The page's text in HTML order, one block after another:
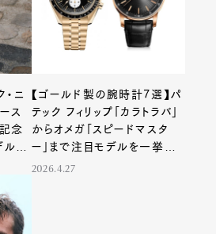
・ニ
ス
念
ルが
【ゴールド製の腕時計7選】パ
テック フィリップ「カラトラバ」
からオメガ「スピードマスタ
ー」まで注目モデルを一挙紹
介！
2026.4.27